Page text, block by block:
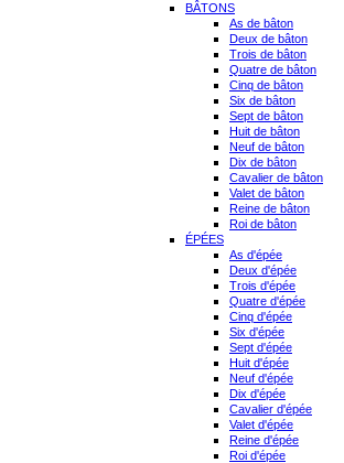
BÂTONS
As de bâton
Deux de bâton
Trois de bâton
Quatre de bâton
Cinq de bâton
Six de bâton
Sept de bâton
Huit de bâton
Neuf de bâton
Dix de bâton
Cavalier de bâton
Valet de bâton
Reine de bâton
Roi de bâton
ÉPÉES
As d'épée
Deux d'épée
Trois d'épée
Quatre d'épée
Cinq d'épée
Six d'épée
Sept d'épée
Huit d'épée
Neuf d'épée
Dix d'épée
Cavalier d'épée
Valet d'épée
Reine d'épée
Roi d'épée